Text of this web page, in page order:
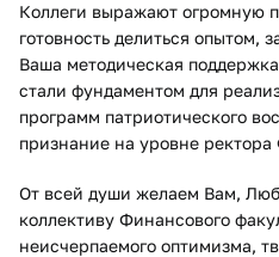
Коллеги выражают огромную
готовность делиться опытом,
Ваша методическая
стали фундаментом для
программ патриотического
признание на уровне
От всей души желаем Вам,
коллективу Финансового
неисчерпаемого оптимизма,